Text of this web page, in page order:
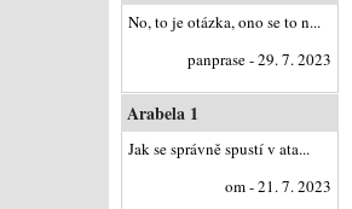
No, to je otázka, ono se to n...
panprase - 29. 7. 2023
Arabela 1
Jak se správně spustí v ata...
om - 21. 7. 2023